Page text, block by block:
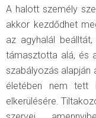
A halott személy
akkor kezdődhet
az agyhalál
támasztotta alá, és
szabályozás alapján
életében nem tett
elkerülésére.